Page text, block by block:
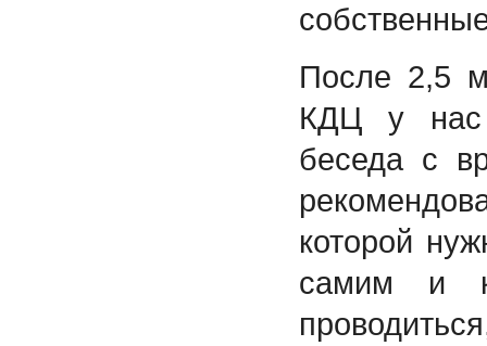
После 2,5
КДЦ у нас
беседа с
которой
самим и